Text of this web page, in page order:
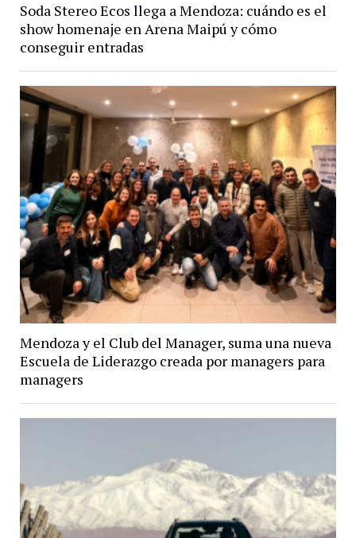
Soda Stereo Ecos llega a Mendoza: cuándo es el
show homenaje en Arena Maipú y cómo
conseguir entradas
Mendoza y el Club del Manager, suma una nueva
Escuela de Liderazgo creada por managers para
managers